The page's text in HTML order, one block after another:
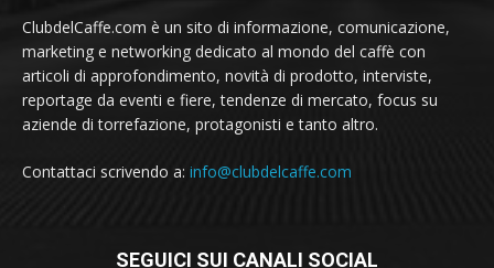
ClubdelCaffe.com è un sito di informazione, comunicazione,
marketing e networking dedicato al mondo del caffè con
articoli di approfondimento, novità di prodotto, interviste,
reportage da eventi e fiere, tendenze di mercato, focus su
aziende di torrefazione, protagonisti e tanto altro.
Contattaci scrivendo a: info@clubdelcaffe.com
SEGUICI SUI CANALI SOCIAL